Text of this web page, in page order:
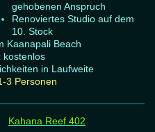
gehobenen Anspruch
Renoviertes Studio auf dem
10. Stock
Kaanapali Beach
kostenlos
in Laufweite
3 Personen
Kahana Reef 402